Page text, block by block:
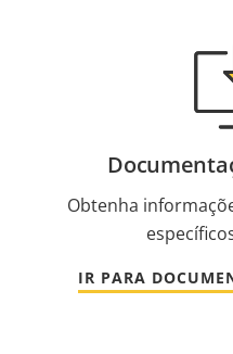
Obtenha
IR PARA